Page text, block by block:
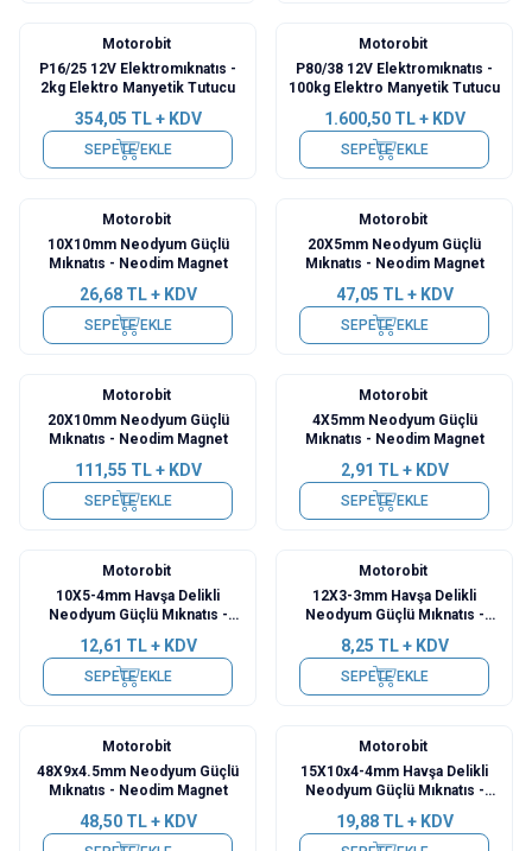
Motorobit
P16/25 12V Elektromıknatıs -
2kg Elektro Manyetik Tutucu
354,05 TL + KDV
SEPETE EKLE
Motorobit
P80/38 12V Elektromıknatıs -
100kg Elektro Manyetik Tutucu
1.600,50TL + KDV
SEPETE EKLE
Motorobit
10X10mm Neodyum Güçlü
Mıknatıs - Neodim Magnet
26,68TL + KDV
SEPETE EKLE
Motorobit
20X5mm Neodyum Güçlü
Mıknatıs - Neodim Magnet
47,05 TL + KDV
SEPETE EKLE
Motorobit
20X10mm Neodyum Güçlü
Mıknatıs - Neodim Magnet
111,55 TL + KDV
SEPETE EKLE
Motorobit
4X5mm Neodyum Güçlü
Mıknatıs - Neodim Magnet
2,91 TL + KDV
SEPETE EKLE
Motorobit
10X5-4mm Havşa Delikli
Neodyum Güçlü Mıknatıs -
12,61 TL + KDV
SEPETE EKLE
Motorobit
12X3-3mm Havşa Delikli
Neodyum Güçlü Mıknatıs -
8,25 TL + KDV
SEPETE EKLE
Motorobit
48X9x4.5mm Neodyum Güçlü
Mıknatıs - Neodim Magnet
48,50TL + KDV
Motorobit
15X10x4-4mm Havşa Delikli
Neodyum Güçlü Mıknatıs -
19,88TL + KDV